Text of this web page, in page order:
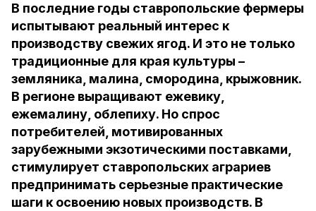
В последние годы ставропольские фермеры
испытывают реальный интерес к
производству свежих ягод. И это не только
традиционные для края культуры –
земляника, малина, смородина, крыжовник.
В регионе выращивают ежевику,
ежемалину, облепиху. Но спрос
потребителей, мотивированных
зарубежными экзотическими поставками,
стимулирует ставропольских аграриев
предпринимать серьезные практические
шаги к освоению новых производств. В